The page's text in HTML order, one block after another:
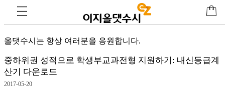
객센터
올댓수시는 항상 여러분을 응원합니다.
중하위권 성적으로 학생부교과전형 지원하기: 내신등급계
산기 다운로드
2017-05-20